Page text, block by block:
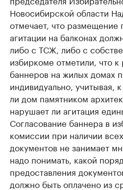
Новосибирской области
отмечает, что размещение
агитации на балконах
либо с ТСЖ, либо с
избиркоме отметили, что
баннеров на жилых домах
индивидуально, учитывая,
ли дом памятником
нарушает ли агитация
Согласование баннера в
комиссии при наличии
документов не занимает
надо понимать, какой
предоставления
должно быть оплачено из